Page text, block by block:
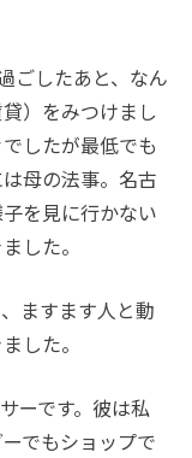
ごしたあと、なん
）をみつけまし
したが最低でも
母の法事。名古
を見に行かない
した。
ますます人と動
した。
ーです。彼は私
でもショップで